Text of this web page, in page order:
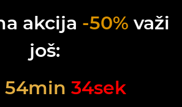
akcija -50% važi
još:
54min 34sek